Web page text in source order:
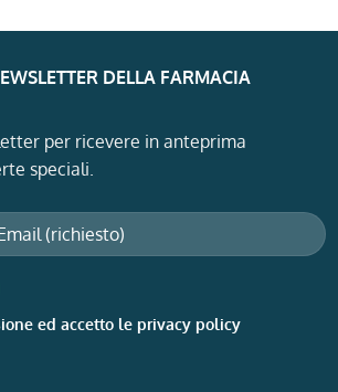
DELLA FARMACIA
per ricevere in anteprima
speciali.
ed accetto le privacy policy